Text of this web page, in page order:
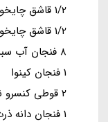
1/2 قاشق چایخوری زیره
1/2 قاشق چایخوری پونه کوهی خشک
8 فنجان آب سبزیجات کم سدیم
1 فنجان کینوا
2 قوطی کنسرو نخود، آبکش نموده
1 فنجان دانه ذرت منجمد